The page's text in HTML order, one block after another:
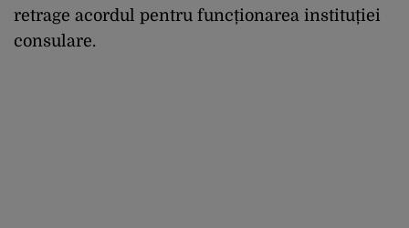
retrage acordul pentru funcționarea instituției
consulare.